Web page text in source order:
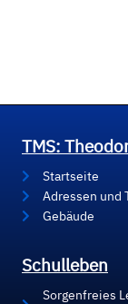
TMS:
Startseite
Adressen und
Gebäude
Schulleben
Sorgenfreies